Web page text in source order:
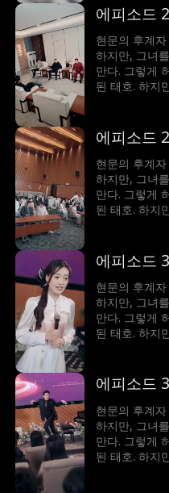
끝까지 지켜준
기하며, 그녀
작한다.
에피소드
현문의 후계
하지만, 그녀
만다. 그렇게
된 태호. 하지
끝까지 지켜준
기하며, 그녀
작한다.
에피소드
현문의 후계
하지만, 그녀
만다. 그렇게
된 태호. 하지
끝까지 지켜준
기하며, 그녀
작한다.
에피소드
현문의 후계
하지만, 그녀
만다. 그렇게
된 태호. 하지
끝까지 지켜준
기하며, 그녀
작한다.
에피소드
현문의 후계
하지만, 그녀
만다. 그렇게
된 태호. 하지